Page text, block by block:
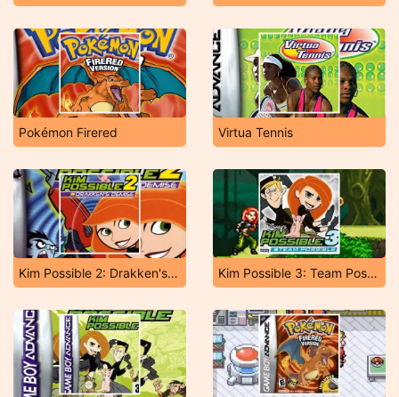
Pokémon Firered Virtua Tennis
Kim Possible 2: Drakken's Demise Kim Possible 3: Team Possible